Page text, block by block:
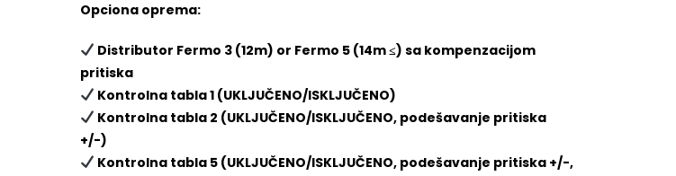
Opciona oprema:
Distributor Fermo 3 (12m) or Fermo 5 (14m ≤) sa kompenzacijom
pritiska
Kontrolna tabla 1 (UKLJUČENO/ISKLJUČENO)
Kontrolna tabla 2 (UKLJUČENO/ISKLJUČENO, podešavanje pritiska
+/-)
Kontrolna tabla 5 (UKLJUČENO/ISKLJUČENO, podešavanje pritiska +/-,